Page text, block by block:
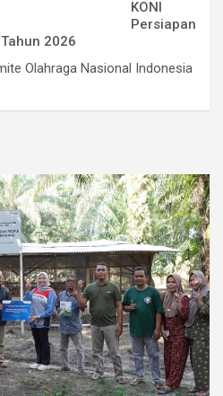
KONI
Persiapan
2026
Olahraga Nasional Indonesia